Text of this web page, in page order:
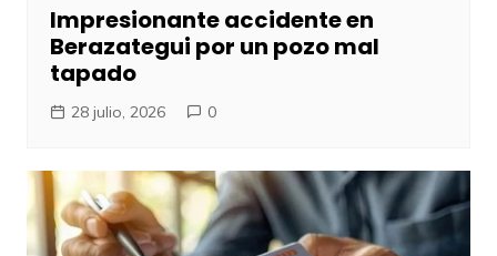
Impresionante accidente en
Berazategui por un pozo mal
tapado
28 julio, 2026 0